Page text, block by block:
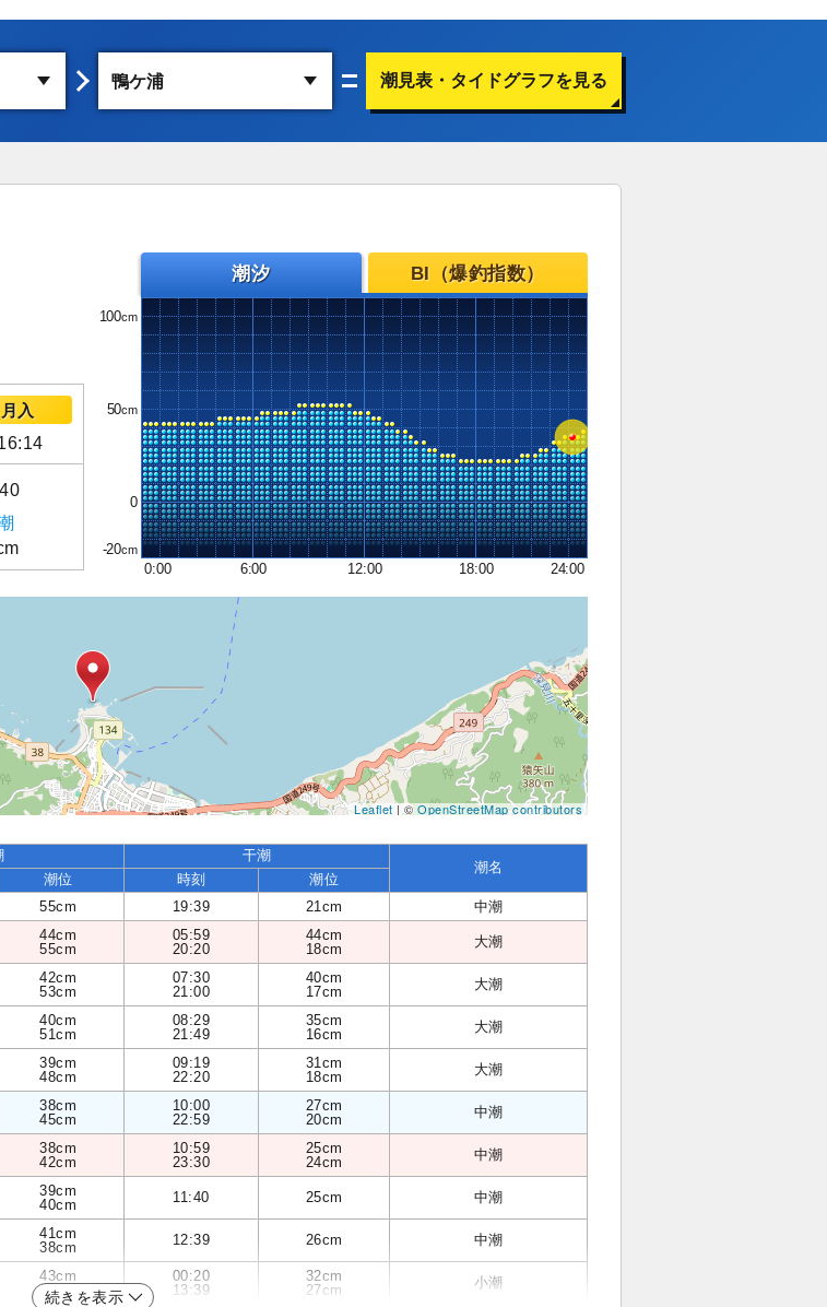
潮見表・タイドグラフを見る
月入
潮汐 BI（爆釣指数）
100
50
0
-20
0:00
6:00 12:00 18:00 24:00
Leaflet| ©OpenStreetMap contributors
干潮
潮名
潮位 時刻
潮位
55cm 19:39 21cm 中潮
44cm
55cm
05:59
20:20
44cm
18cm
大潮
42cm
53cm
07:30
21:00
40cm
17cm
大潮
40cm
51cm
08:29
21:49
35cm
16cm
大潮
39cm
48cm
09:19
22:20
31cm
18cm
大潮
38cm
45cm
10:00
22:59
27cm
20cm
中潮
38cm
42cm
10:59
23:30
25cm
24cm
中潮
39cm
40cm
11:40 25cm 中潮
41cm
38cm
12:39 26cm 中潮
43cm
38cm
00:20
13:39
32cm
27cm
小潮
続きを表示